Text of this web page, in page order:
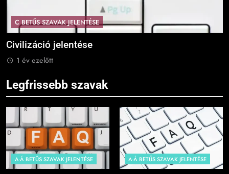
C BETŰS SZAVAK JELENTÉSE
Civilizáció jelentése
1 év ezelőtt
Legfrissebb szavak
A-Á BETŰS SZAVAK JELENTÉSE A-Á BETŰS SZAVAK JELENTÉSE